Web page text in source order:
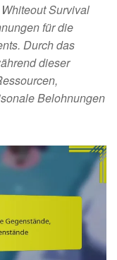
Survival
für die
Durch das
dieser
Belohnungen